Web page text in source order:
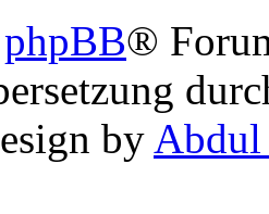
phpBB®
by Abdul